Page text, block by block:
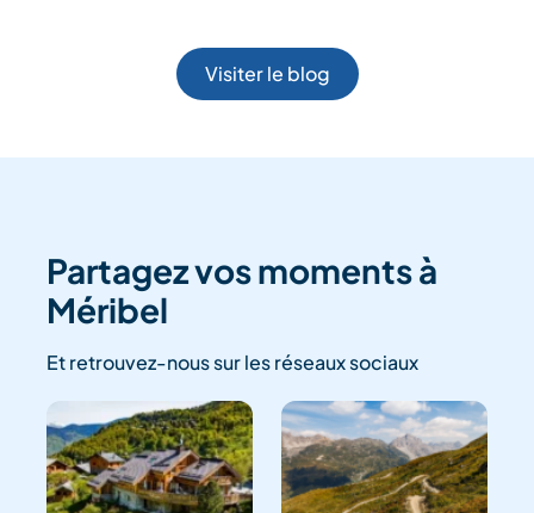
Visiter le blog
Partagez vos moments à
Méribel
Et retrouvez-nous sur les réseaux sociaux